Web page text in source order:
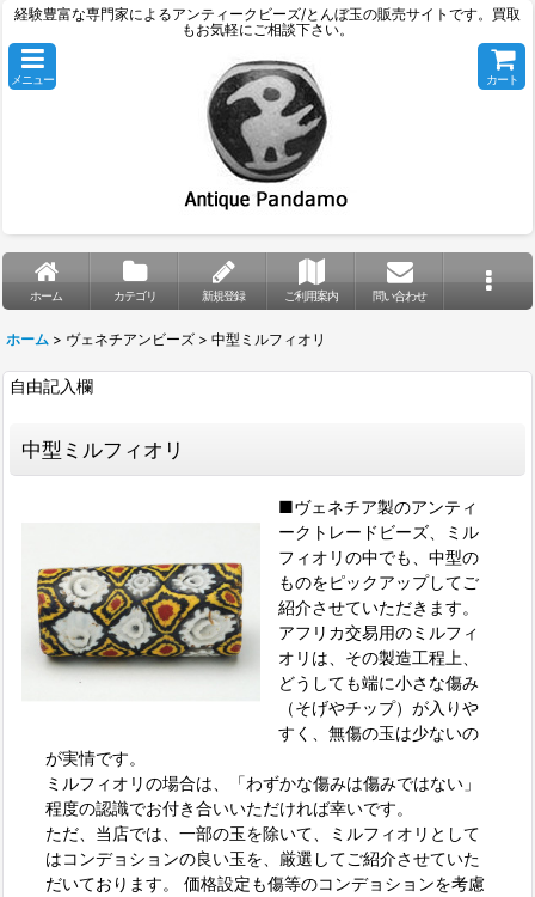
経験豊富な専門家によるアンティークビーズ/とんぼ玉の販売サイトです。買取
もお気軽にご相談下さい。
メニュー カート
ホーム カテゴリ 新規登録 ご利用案内 問い合わせ
ホーム > ヴェネチアンビーズ > 中型ミルフィオリ
自由記入欄
中型ミルフィオリ
■ヴェネチア製のアンティ
ークトレードビーズ、ミル
フィオリの中でも、中型の
ものをピックアップしてご
紹介させていただきます。
アフリカ交易用のミルフィ
オリは、その製造工程上、
どうしても端に小さな傷み
（そげやチップ）が入りや
すく、無傷の玉は少ないの
が実情です。
ミルフィオリの場合は、「わずかな傷みは傷みではない」
程度の認識でお付き合いいただければ幸いです。
ただ、当店では、一部の玉を除いて、ミルフィオリとして
はコンデョションの良い玉を、厳選してご紹介させていた
だいております。 価格設定も傷等のコンデョションを考慮